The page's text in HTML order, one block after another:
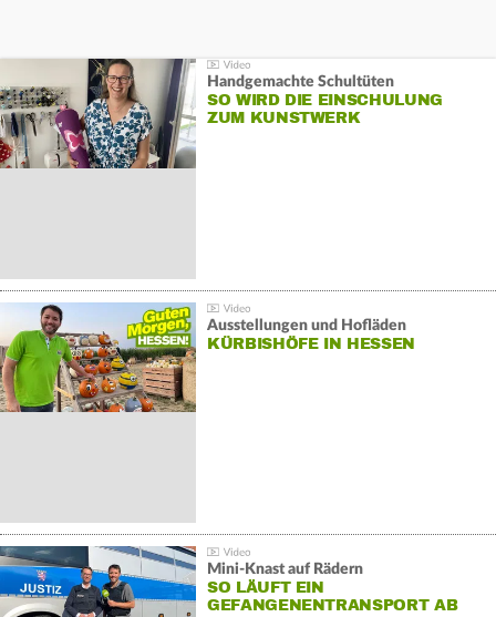
Handgemachte Schultüten
SO WIRD DIE EINSCHULUNG
ZUM KUNSTWERK
Ausstellungen und Hofläden
KÜRBISHÖFE IN HESSEN
Mini-Knast auf Rädern
SO LÄUFT EIN
GEFANGENENTRANSPORT AB